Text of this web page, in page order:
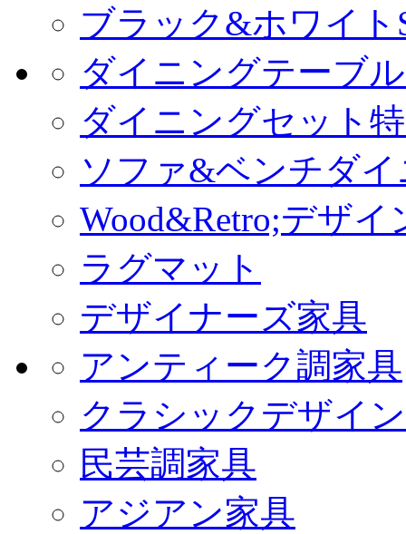
ブラック&ホワイト
ダイニングテーブ
ダイニングセット
ソファ&ベンチダ
Wood&Retro;デザ
ラグマット
デザイナーズ家具
アンティーク調家具
クラシックデザイ
民芸調家具
アジアン家具